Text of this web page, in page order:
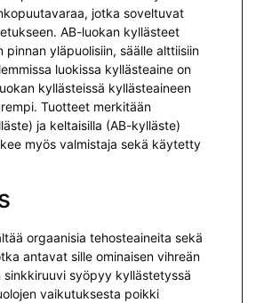
jotka soveltuvat
AB-luokan kyllästeet
pinnan yläpuolisiin, säälle alttiisiin
luokissa kyllästeaine on
kyllästeissä kyllästeaineen
Tuotteet merkitään
ja keltaisilla (AB-kylläste)
myös valmistaja sekä käytetty
orgaanisia tehosteaineita sekä
antavat sille ominaisen vihreän
sinkkiruuvi syöpyy kyllästetyssä
vaikutuksesta poikki